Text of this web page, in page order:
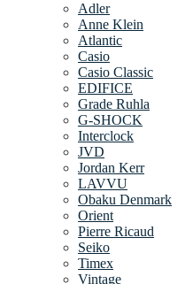
Adler
Anne Klein
Atlantic
Casio
Casio Classic
EDIFICE
Grade Ruhla
G-SHOCK
Interclock
JVD
Jordan Kerr
LAVVU
Obaku Denmark
Orient
Pierre Ricaud
Seiko
Timex
Vintage